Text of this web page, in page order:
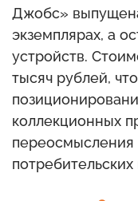
Джобс»
экземплярах, а
устройств.
тысяч рублей,
коллекционных
потребительских